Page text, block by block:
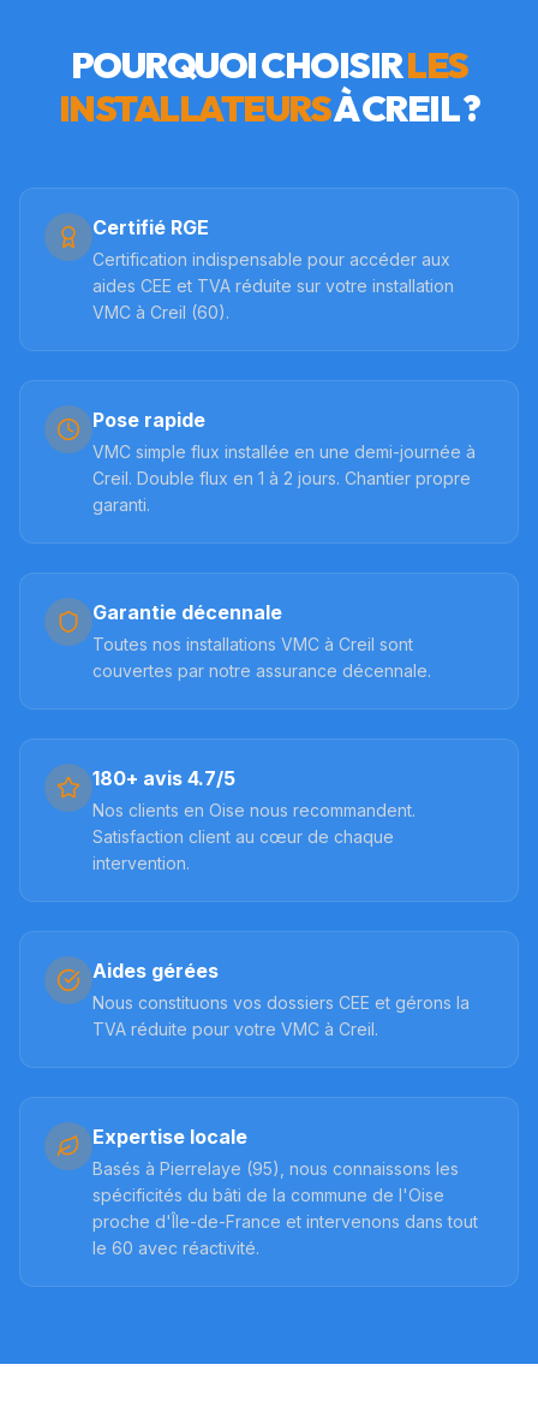
POURQUOI CHOISIRLES
INSTALLATEURSÀCREIL?
Certifié RGE
Certification indispensable pour accéder aux
aides CEE et TVA réduite sur votre installation
VMC à Creil (60).
Pose rapide
VMC simple flux installée en une demi-journée à
Creil. Double flux en 1 à 2 jours. Chantier propre
garanti.
Garantie décennale
Toutes nos installations VMC à Creil sont
couvertes par notre assurance décennale.
180+ avis 4.7/5
Nos clients en Oise nous recommandent.
Satisfaction client au cœur de chaque
intervention.
Aides gérées
Nous constituons vos dossiers CEE et gérons la
TVA réduite pour votre VMC à Creil.
Expertise locale
Basés à Pierrelaye (95), nous connaissons les
spécificités du bâti de la commune de l'Oise
proche d'Île-de-France et intervenons dans tout
le 60 avec réactivité.